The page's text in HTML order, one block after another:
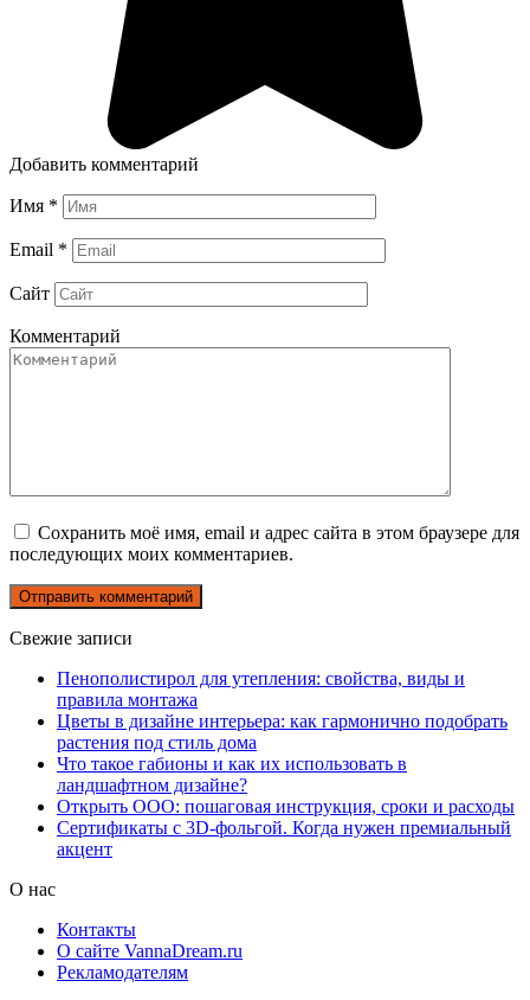
Добавить комментарий
Имя *
Email *
Сайт
Комментарий
Сохранить моё имя, email и адрес сайта в этом браузере для
последующих моих комментариев.
Свежие записи
Пенополистирол для утепления: свойства, виды и
правила монтажа
Цветы в дизайне интерьера: как гармонично подобрать
растения под стиль дома
Что такое габионы и как их использовать в
ландшафтном дизайне?
Открыть ООО: пошаговая инструкция, сроки и расходы
Сертификаты с 3D-фольгой. Когда нужен премиальный
акцент
О нас
Контакты
О сайте VannaDream.ru
Рекламодателям